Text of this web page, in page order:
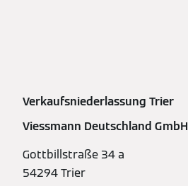
Verkaufsniederlassung Trier
Viessmann Deutschland GmbH
Gottbillstraße 34 a
54294 Trier